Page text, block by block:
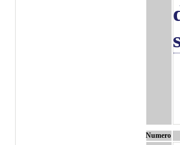
Numero